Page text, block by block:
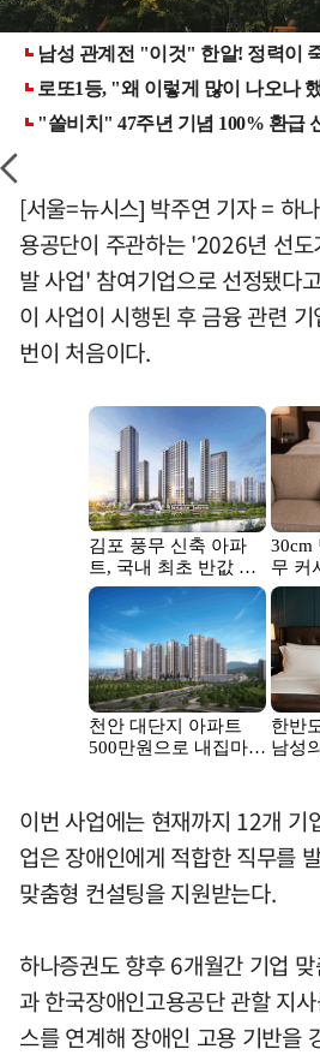
[서울=뉴시스] 박주연 기자 = 하
용공단이 주관하는 '2026년 선도
발 사업' 참여기업으로 선정됐다
이 사업이 시행된 후 금융 관련
번이 처음이다.
이번 사업에는 현재까지 12개 기
업은 장애인에게 적합한 직무를
맞춤형 컨설팅을 지원받는다.
하나증권도 향후 6개월간 기업
과 한국장애인고용공단 관할 지
스를 연계해 장애인 고용 기반을